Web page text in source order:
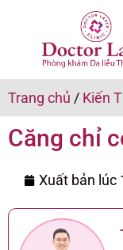
Trang chủ / Kiến
Căng chỉ
Xuất bản lúc